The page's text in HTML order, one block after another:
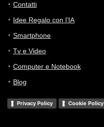
Contatti
Idee Regalo con l’IA
Smartphone
Tv e Video
Computer e Notebook
Blog
Privacy Policy Cookie Policy